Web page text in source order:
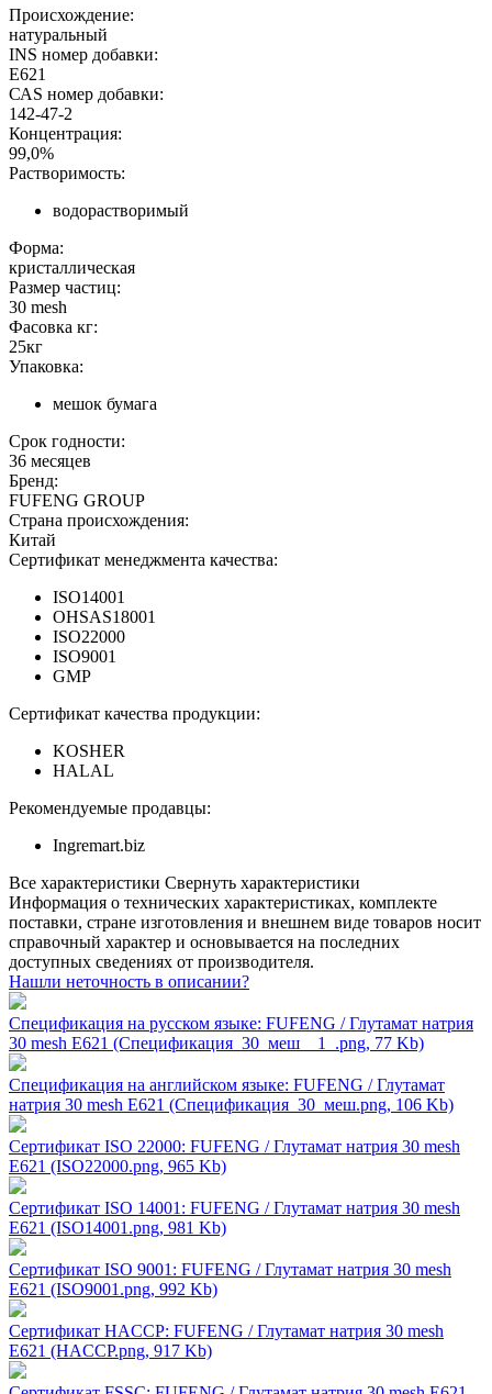
Происхождение:
натуральный
INS номер добавки:
E621
САS номер добавки:
142-47-2
Концентрация:
99,0%
Растворимость:
водорастворимый
Форма:
кристаллическая
Размер частиц:
30 mesh
Фасовка кг:
25кг
Упаковка:
мешок бумага
Срок годности:
36 месяцев
Бренд:
FUFENG GROUP
Страна происхождения:
Китай
Сертификат менеджмента качества:
ISO14001
OHSAS18001
ISO22000
ISO9001
GMP
Сертификат качества продукции:
KOSHER
HALAL
Рекомендуемые продавцы:
Ingremart.biz
Все характеристики Свернуть характеристики
Информация о технических характеристиках, комплекте
поставки, стране изготовления и внешнем виде товаров носит
справочный характер и основывается на последних
доступных сведениях от производителя.
Нашли неточность в описании?
Спецификация на русском языке: FUFENG / Глутамат натрия
30 mesh Е621 (Спецификация_30_меш__1_.png, 77 Kb)
Спецификация на английском языке: FUFENG / Глутамат
натрия 30 mesh Е621 (Спецификация_30_меш.png, 106 Kb)
Сертификат ISO 22000: FUFENG / Глутамат натрия 30 mesh
Е621 (ISO22000.png, 965 Kb)
Сертификат ISO 14001: FUFENG / Глутамат натрия 30 mesh
Е621 (ISO14001.png, 981 Kb)
Сертификат ISO 9001: FUFENG / Глутамат натрия 30 mesh
Е621 (ISO9001.png, 992 Kb)
Сертификат HACCP: FUFENG / Глутамат натрия 30 mesh
Е621 (HACCP.png, 917 Kb)